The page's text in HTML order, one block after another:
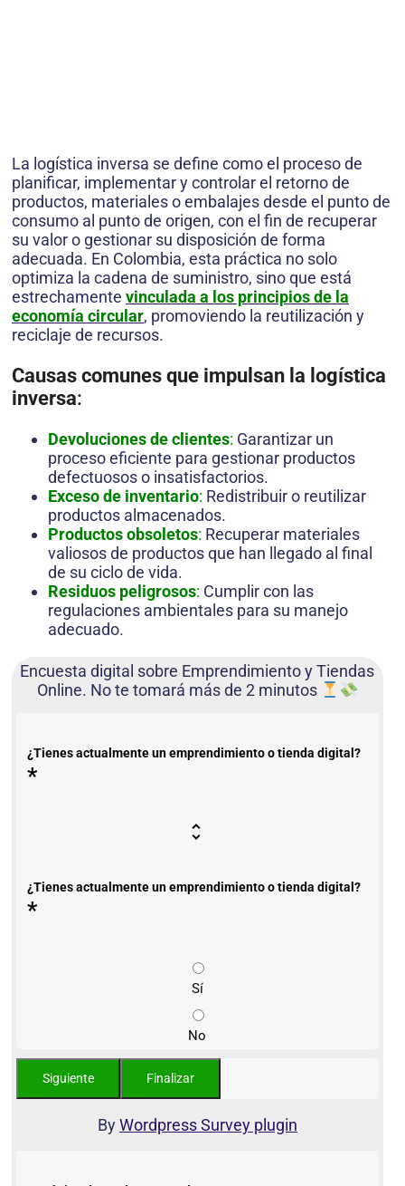
La logística inversa se define como el proceso de
planificar, implementar y controlar el retorno de
productos, materiales o embalajes desde el punto de
consumo al punto de origen, con el fin de recuperar
su valor o gestionar su disposición de forma
adecuada. En Colombia, esta práctica no solo
optimiza la cadena de suministro, sino que está
estrechamente vinculada a los principios de la
economía circular, promoviendo la reutilización y
reciclaje de recursos.
Causas comunes que impulsan la logística
inversa:
Devoluciones de clientes: Garantizar un
proceso eficiente para gestionar productos
defectuosos o insatisfactorios.
Exceso de inventario: Redistribuir o reutilizar
productos almacenados.
Productos obsoletos: Recuperar materiales
valiosos de productos que han llegado al final
de su ciclo de vida.
Residuos peligrosos: Cumplir con las
regulaciones ambientales para su manejo
adecuado.
Encuesta digital sobre Emprendimiento y Tiendas
Online. No te tomará más de 2 minutos
¿Tienes actualmente un emprendimiento o tienda digital?
*
¿Tienes actualmente un emprendimiento o tienda digital?
*
Sí
No
ByWordpress Survey plugin